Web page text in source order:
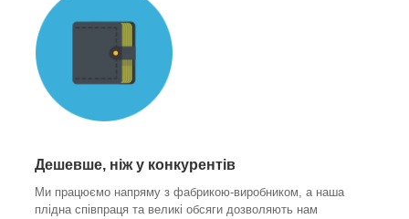
Дешевше, ніж у конкурентів
Ми працюємо напряму з фабрикою-виробником, а наша
плідна співпраця та великі обсяги дозволяють нам